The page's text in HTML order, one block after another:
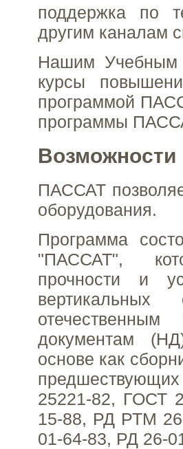
поддержка по
другим каналам
Нашим Учебным
курсы
программой
программы
Возможности
ПАССАТ
оборудования.
Программа
"ПАССАТ",
прочности и
документам
основе как
25221-82, ГОСТ
15-88, РД РТМ
01-64-83, РД 26-